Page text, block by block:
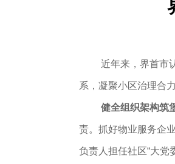
近年来，界首市
系，凝聚小区治理合
健全组织架构筑
责。抓好物业服务企
负责人担任社区“大党